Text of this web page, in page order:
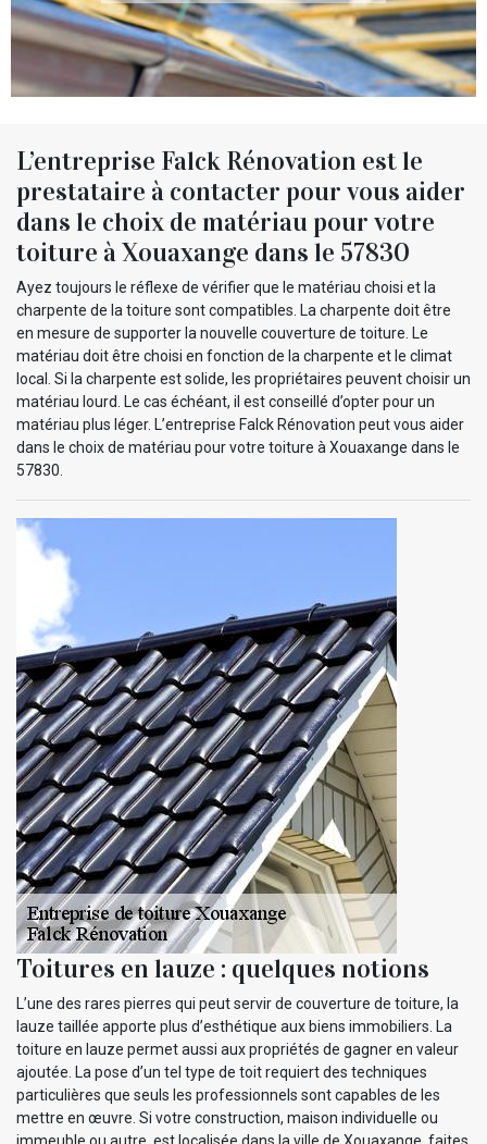
L’entreprise Falck Rénovation est le
prestataire à contacter pour vous aider
dans le choix de matériau pour votre
toiture à Xouaxange dans le 57830
Ayez toujours le réflexe de vérifier que le matériau choisi et la
charpente de la toiture sont compatibles. La charpente doit être
en mesure de supporter la nouvelle couverture de toiture. Le
matériau doit être choisi en fonction de la charpente et le climat
local. Si la charpente est solide, les propriétaires peuvent choisir un
matériau lourd. Le cas échéant, il est conseillé d’opter pour un
matériau plus léger. L’entreprise Falck Rénovation peut vous aider
dans le choix de matériau pour votre toiture à Xouaxange dans le
57830.
Toitures en lauze : quelques notions
L’une des rares pierres qui peut servir de couverture de toiture, la
lauze taillée apporte plus d’esthétique aux biens immobiliers. La
toiture en lauze permet aussi aux propriétés de gagner en valeur
ajoutée. La pose d’un tel type de toit requiert des techniques
particulières que seuls les professionnels sont capables de les
mettre en œuvre. Si votre construction, maison individuelle ou